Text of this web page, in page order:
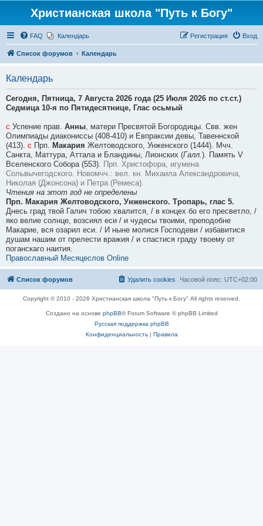
Христианская школа "Путь к Богу"
FAQ Календарь Вход
Регистрация
Список форумов Календарь
Календарь
Сегодня, Пятница, 7 Августа 2026 года (25 Июля 2026 по ст.ст.)
Седмица 10-я по Пятидесятнице, Глас осьмый
с Успение прав. Анны, матери Пресвятой Богородицы. Свв. жен
Олимпиады диакониссы (408-410) и Евпраксии девы, Тавеннской
(413). с Прп. Макария Желтоводского, Унженского (1444). Мчч.
Санкта, Маттура, Аттала и Бландины, Лионских (Галл. ). Память V
Вселенского Собора (553). Прп. Христофора, игумена
Сольвычегодского. Новомчч.: вел. кн. Михаила Александровича,
Николая (Джонсона) и Петра (Ремеса).
Чтения на этот год не определены
Прп. Макария Желтоводского, Унженского. Тропарь, глас 5.
Днесь град твой Галич тобою хвалится, / в концех бо его пресветло, /
яко велие солнце, возсиял еси / и чудесы твоими, преподобне
Макарие, вся озарил еси. / И ныне молися Господеви / избавитися
душам нашим от прелести вражия / и спастися граду твоему от
поганскаго наития.
Православный Месяцеслов Online
Список форумов Часовой пояс: UTC+02:00
Удалить cookies
Copyright © 2010 - 2026 Христианская школа "Путь к Богу" All rights reserved.
Создано на основе phpBB® Forum Software © phpBB Limited
Русская поддержка phpBB
Конфиденциальность| Правила